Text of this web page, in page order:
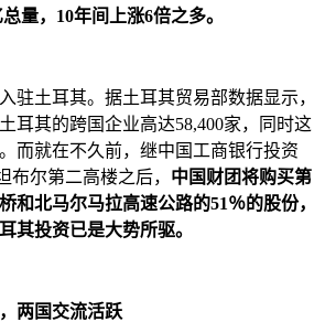
量，10年间上涨6倍之多。
驻土耳其。据土耳其贸易部数据显示，
耳其的跨国企业高达58,400家，同时这
而就在不久前，继中国工商银行投资
布尔第二高楼之后， 中国财团将购买第
和北马尔马拉高速公路的51％的股份，
其投资已是大势所驱。
两国交流活跃